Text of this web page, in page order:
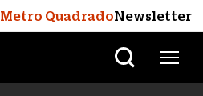
Metro QuadradoNewsletter